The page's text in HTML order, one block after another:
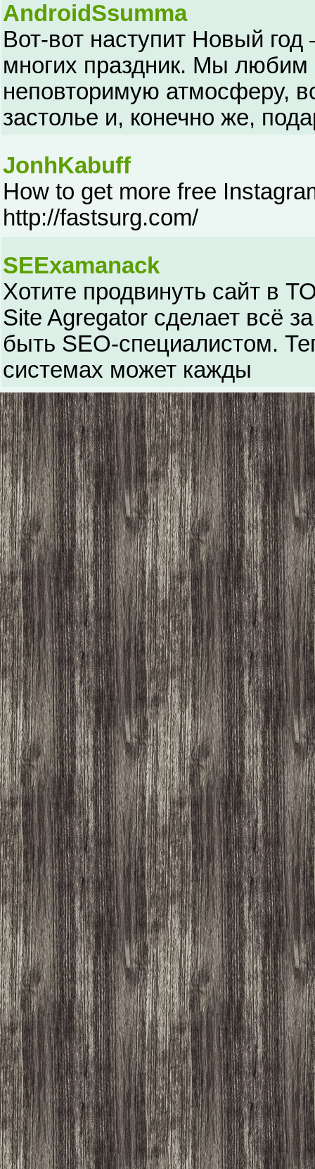
AndroidSsumma
Вот-вот наступит Новый
многих праздник. Мы любим
неповторимую атмосферу,
застолье и, конечно же,
JonhKabuff
How to get more free
http://fastsurg.com/
SEExamanack
Хотите продвинуть сайт в
Site Agregator сделает всё
быть SEO-специалистом.
системах может кажды